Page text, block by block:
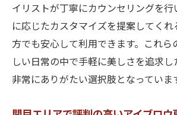
と未来
流行を取り入れるために知
イブロウテクニック
サロンで実践される最新の
グ
アイブロウトレンドが大阪
イリストが丁寧にカウンセリングを
に応じたカスタマイズを提案してく
方でも安心して利用できます。これら
しい日常の中で手軽に美しさを追求し
非常にありがたい選択肢となっていま